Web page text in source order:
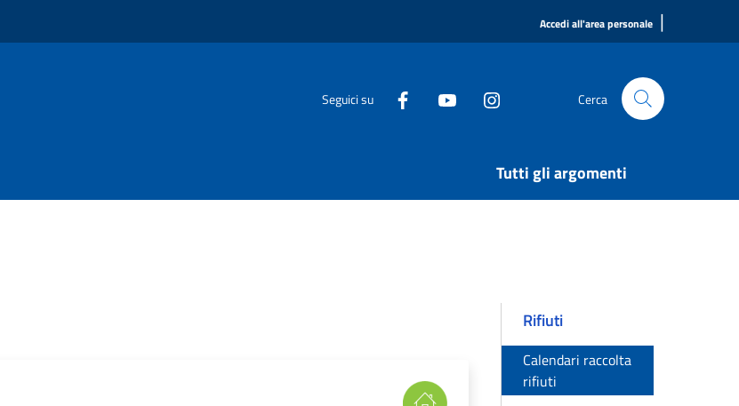
Accedi all'area personale |
Seguici su Cerca
Tutti gli argomenti
Rifiuti
Calendari raccolta
rifiuti